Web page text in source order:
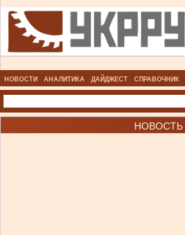
НОВОСТИ АНАЛИТИКА ДАЙДЖЕСТ СПРАВОЧНИК
НОВОСТЬ